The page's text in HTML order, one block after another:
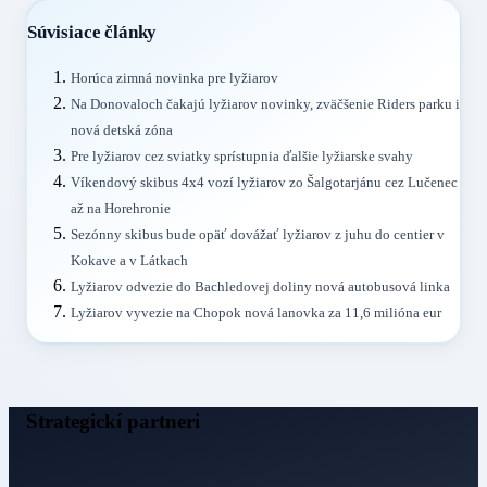
Súvisiace články
Horúca zimná novinka pre lyžiarov
Na Donovaloch čakajú lyžiarov novinky, zväčšenie Riders parku i
nová detská zóna
Pre lyžiarov cez sviatky sprístupnia ďalšie lyžiarske svahy
Víkendový skibus 4x4 vozí lyžiarov zo Šalgotarjánu cez Lučenec
až na Horehronie
Sezónny skibus bude opäť dovážať lyžiarov z juhu do centier v
Kokave a v Látkach
Lyžiarov odvezie do Bachledovej doliny nová autobusová linka
Lyžiarov vyvezie na Chopok nová lanovka za 11,6 milióna eur
Strategickí partneri